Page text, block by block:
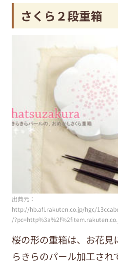
さくら２段重箱
出典元：
http://hb.afl.rakuten.co.jp/hgc/
/
桜の形の重箱は、お花見
らきらのパール加工さ